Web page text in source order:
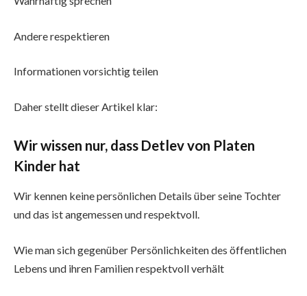
Andere respektieren
Informationen vorsichtig teilen
Daher stellt dieser Artikel klar:
Wir wissen nur, dass Detlev von Platen
Kinder hat
Wir kennen keine persönlichen Details über seine Tochter
und das ist angemessen und respektvoll.
Wie man sich gegenüber Persönlichkeiten des öffentlichen
Lebens und ihren Familien respektvoll verhält